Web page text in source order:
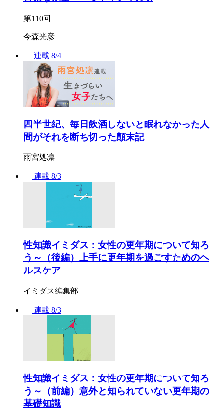
第110回
今森光彦
連載 8/4
四半世紀、毎日飲酒しないと眠れなかった人
間がそれを断ち切った顛末記
雨宮処凛
連載 8/3
性知識イミダス：女性の更年期について知ろ
う～（後編）上手に更年期を過ごすためのヘ
ルスケア
イミダス編集部
連載 8/3
性知識イミダス：女性の更年期について知ろ
う～（前編）意外と知られていない更年期の
基礎知識